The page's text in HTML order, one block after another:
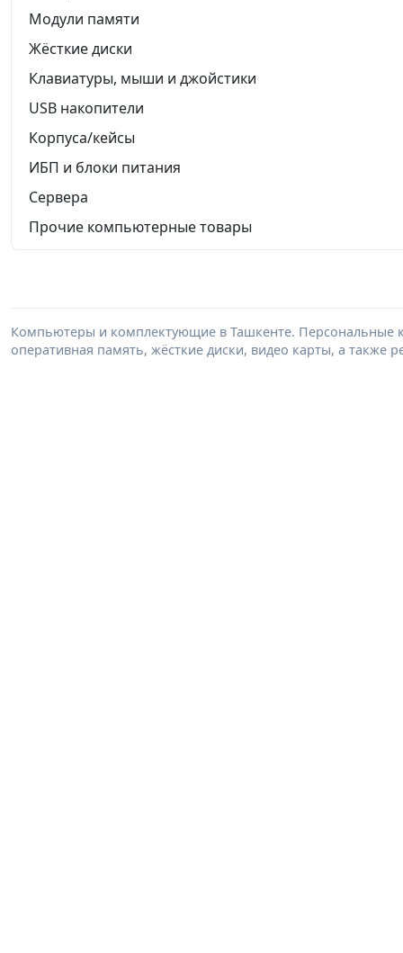
Модули памяти
Жёсткие диски
Клавиатуры, мыши и джойстики
USB накопители
Корпуса/кейсы
ИБП и блоки питания
Сервера
Прочие компьютерные товары
Компьютеры и комплектующие в Ташкенте. Персональные
оперативная память, жёсткие диски, видео карты, а также